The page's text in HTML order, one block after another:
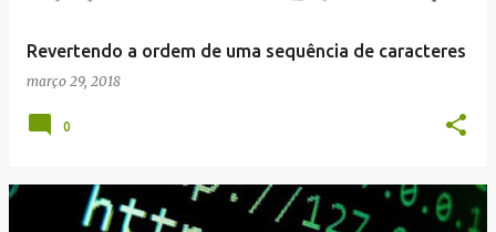
Revertendo a ordem de uma sequência de caracteres
março 29, 2018
0